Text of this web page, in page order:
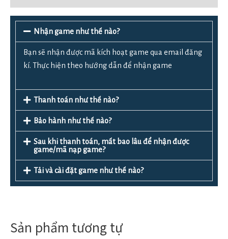
Nhận game như thế nào?
Bạn sẽ nhận được mã kích hoạt game qua email đăng
kí. Thực hiện theo hướng dẫn để nhận game
Thanh toán như thế nào?
Bảo hành như thế nào?
Sau khi thanh toán, mất bao lâu để nhận được
game/mã nạp game?
Tải và cài đặt game như thế nào?
Sản phẩm tương tự